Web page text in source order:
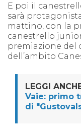
E poi il
sarà
mattino, con la
canestrello
premiazione del
dell’ambito
LEGGI
Vaie: primo
di